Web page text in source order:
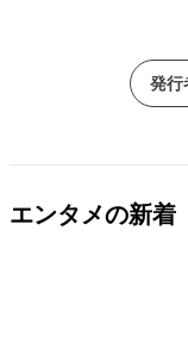
発行
エンタメの新着